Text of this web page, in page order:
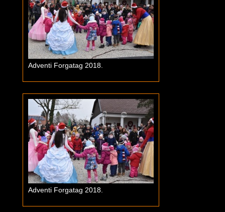
Adventi Forgatag 2018.
Adventi Forgatag 2018.